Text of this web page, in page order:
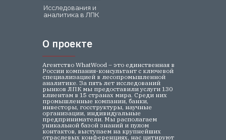
Агентство WhatWood – это единственная в
России компания-консультант с ключевой
специализацией в лесопромышленной
аналитике. За пять лет исследований
рынков ЛПК мы предоставили услуги 130
клиентам в 15 странах мира. Среди них
промышленные компании, банки,
инвесторы, госструктуры, научные
организации, индивидуальные
предприниматели. Мы располагаем
уникальной базой знаний и пулом
контактов, выступаем на крупнейших
отраслевых конференциях, нас цитируют
Исследования и
аналитика в ЛПК
О проекте
О проекте